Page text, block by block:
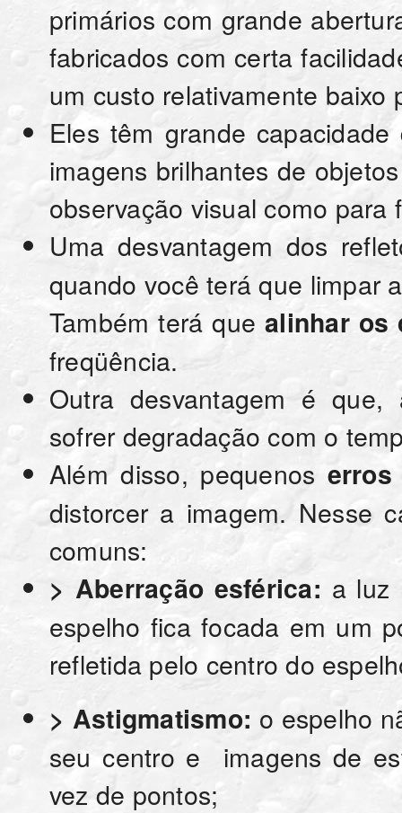
primários com grande
fabricados com certa
um custo relativamente
Eles têm grande
imagens brilhantes de
observação visual como
Uma desvantagem dos
quando você terá que limpar
Também terá quealinhar os
freqüência.
Outra desvantagem é
sofrer degradação com o
Além disso, pequenos
distorcer a imagem. Nesse
comuns:
> Aberração esférica: a luz
espelho fica focada em um
refletida pelo centro do
> Astigmatismo: o espelho
seu centro e imagens de
vez de pontos;